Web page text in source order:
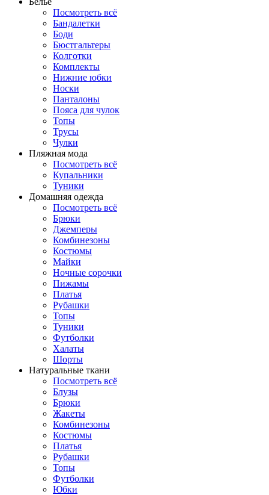
Посмотреть всё
Бандалетки
Боди
Бюстгальтеры
Колготки
Комплекты
Нижние юбки
Носки
Панталоны
Поясa для чулок
Топы
Трусы
Чулки
Пляжная мода
Посмотреть всё
Купальники
Туники
Домашняя одежда
Посмотреть всё
Брюки
Джемперы
Комбинезоны
Костюмы
Майки
Ночные сорочки
Пижамы
Платья
Рубашки
Топы
Туники
Футболки
Халаты
Шорты
Натуральные ткани
Посмотреть всё
Блузы
Брюки
Жакеты
Комбинезоны
Костюмы
Платья
Рубашки
Топы
Футболки
Юбки